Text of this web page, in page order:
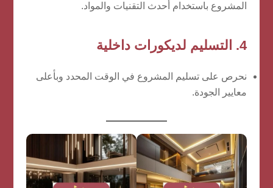
المشروع باستخدام أحدث التقنيات والمواد.
4. التسليم لديكورات داخلية
نحرص على تسليم المشروع في الوقت المحدد وبأعلى
معايير الجودة.